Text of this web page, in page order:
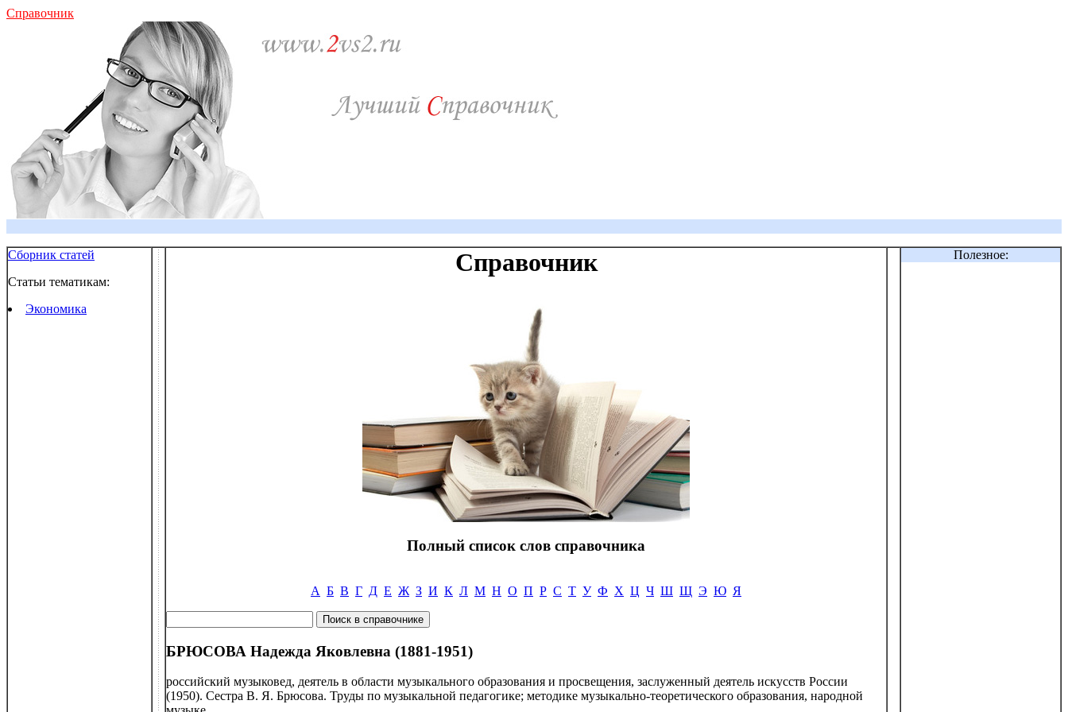
Справочник
Сборник статей
Статьи тематикам:
Экономика
Справочник
Полный список слов справочника
А Б В Г Д Е Ж З И К Л М Н О П Р С Т У Ф Х Ц Ч Ш Щ Э Ю Я
БРЮСОВА Надежда Яковлевна (1881-1951)
российский музыковед, деятель в области музыкального образования и просвещения, заслуженный деятель искусств России
(1950). Сестра В. Я. Брюсова. Труды по музыкальной педагогике; методике музыкально-теоретического образования, народной
Полезное: